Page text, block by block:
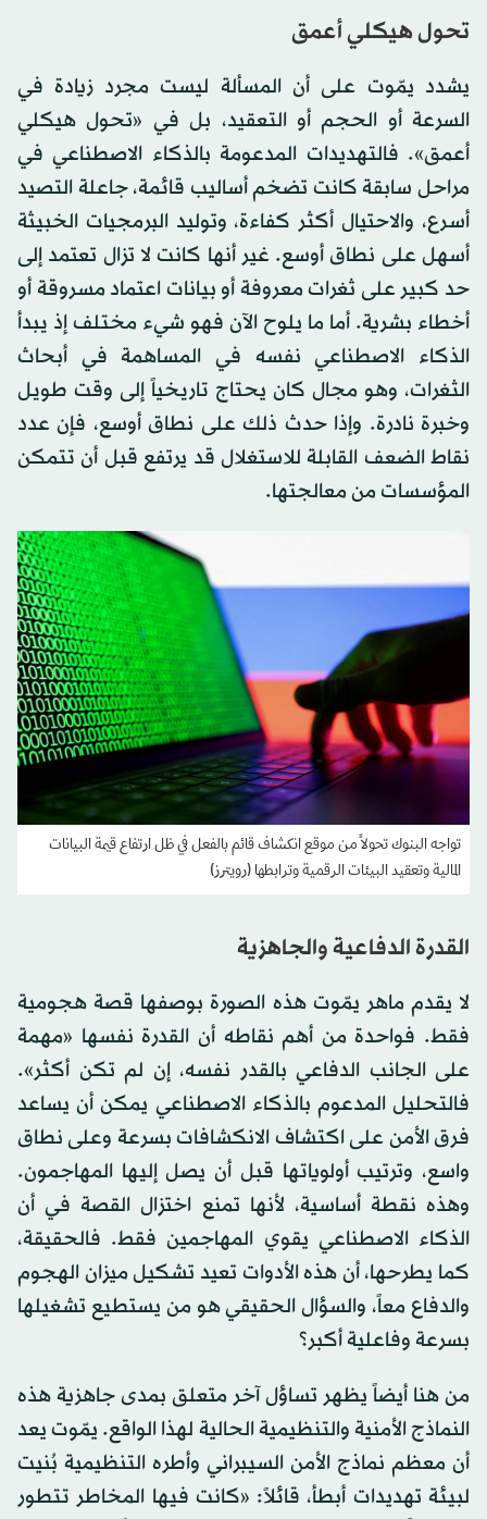
تحول هيكلي أعمق
يشدد يمّوت على أن المسألة ليست مجرد زيادة في
السرعة أو الحجم أو التعقيد، بل في «تحول هيكلي
أعمق». فالتهديدات المدعومة بالذكاء الاصطناعي في
مراحل سابقة كانت تضخم أساليب قائمة، جاعلة التصيد
أسرع، والاحتيال أكثر كفاءة، وتوليد البرمجيات الخبيثة
أسهل على نطاق أوسع. غير أنها كانت لا تزال تعتمد إلى
حد كبير على ثغرات معروفة أو بيانات اعتماد مسروقة أو
أخطاء بشرية. أما ما يلوح الآن فهو شيء مختلف إذ يبدأ
الذكاء الاصطناعي نفسه في المساهمة في أبحاث
الثغرات، وهو مجال كان يحتاج تاريخياً إلى وقت طويل
وخبرة نادرة. وإذا حدث ذلك على نطاق أوسع، فإن عدد
نقاط الضعف القابلة للاستغلال قد يرتفع قبل أن تتمكن
المؤسسات من معالجتها.
تواجه البنوك تحولاً من موقع انكشاف قائم بالفعل في ظل ارتفاع قيمة البيانات
المالية وتعقيد البيئات الرقمية وترابطها (رويترز)
القدرة الدفاعية والجاهزية
لا يقدم ماهر يمّوت هذه الصورة بوصفها قصة هجومية
فقط. فواحدة من أهم نقاطه أن القدرة نفسها «مهمة
على الجانب الدفاعي بالقدر نفسه، إن لم تكن أكثر».
فالتحليل المدعوم بالذكاء الاصطناعي يمكن أن يساعد
فرق الأمن على اكتشاف الانكشافات بسرعة وعلى نطاق
واسع، وترتيب أولوياتها قبل أن يصل إليها المهاجمون.
وهذه نقطة أساسية، لأنها تمنع اختزال القصة في أن
الذكاء الاصطناعي يقوي المهاجمين فقط. فالحقيقة،
كما يطرحها، أن هذه الأدوات تعيد تشكيل ميزان الهجوم
والدفاع معاً، والسؤال الحقيقي هو من يستطيع تشغيلها
بسرعة وفاعلية أكبر؟
من هنا أيضاً يظهر تساؤل آخر متعلق بمدى جاهزية هذه
النماذج الأمنية والتنظيمية الحالية لهذا الواقع. يمّوت يعد
أن معظم نماذج الأمن السيبراني وأطره التنظيمية بُنيت
لبيئة تهديدات أبطأ، قائلاً: «كانت فيها المخاطر تتطور